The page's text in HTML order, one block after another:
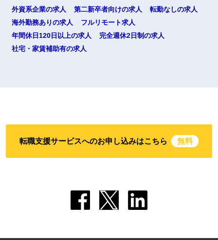
外資系企業の求人
第二新卒者向けの求人
転勤なしの求人
海外勤務ありの求人
フルリモート求人
年間休日120日以上の求人
完全週休2日制の求人
社宅・家賃補助有の求人
転職支援サービスへのお申し込みはこちら 無料